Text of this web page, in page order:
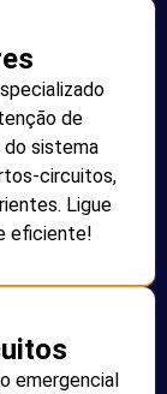
de
do sistema
circuitos,
Ligue
eficiente!
emergencial